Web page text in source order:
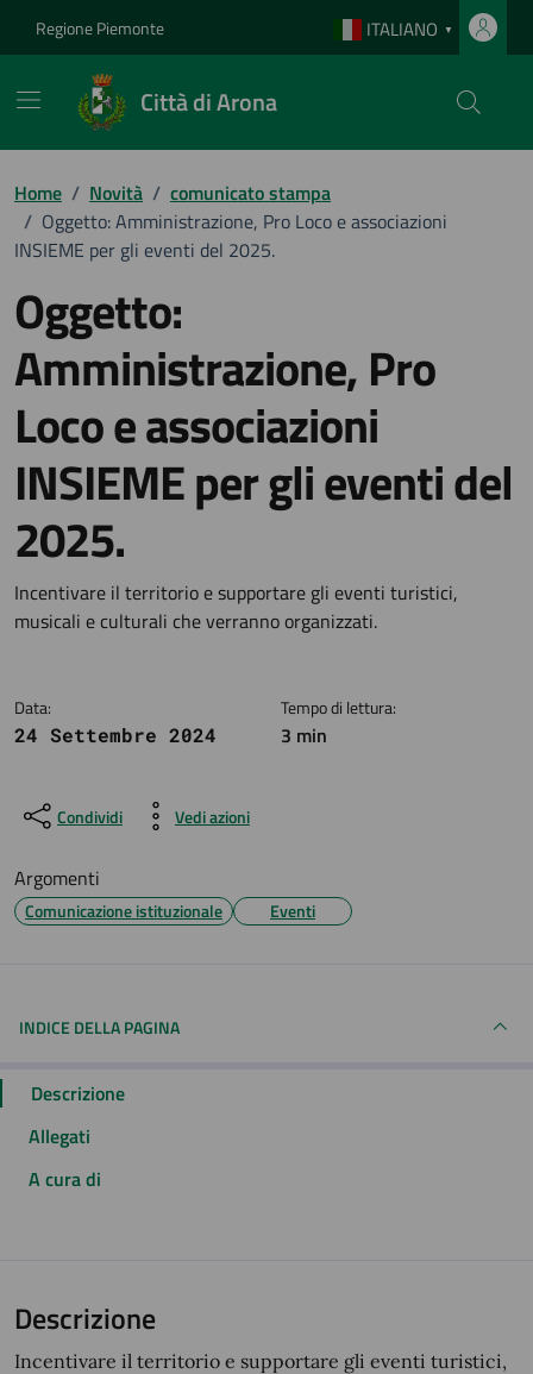
Regione Piemonte ITALIANO ▼
Città di Arona
Home / Novità / comunicato stampa
/ Oggetto: Amministrazione, Pro Loco e associazioni
INSIEME per gli eventi del 2025.
Oggetto:
Amministrazione, Pro
Loco e associazioni
INSIEME per gli eventi del
2025.
Dettagli della notizia
Incentivare il territorio e supportare gli eventi turistici,
musicali e culturali che verranno organizzati.
Data:
24 Settembre 2024
Tempo di lettura:
3 min
Condividi Vedi azioni
Argomenti
Comunicazione istituzionale Eventi
INDICE DELLA PAGINA
Descrizione
Allegati
A cura di
Descrizione
Incentivare il territorio e supportare gli eventi turistici,